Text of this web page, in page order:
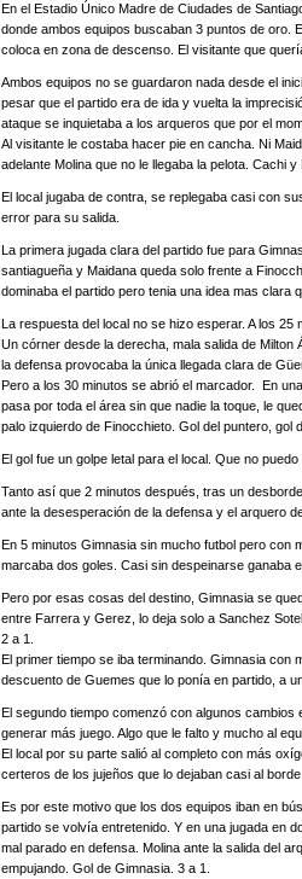
En el Estadio Único Madre de Ciudades de
donde ambos equipos buscaban 3 puntos de oro.
coloca en zona de descenso. El visitante que
Ambos equipos no se guardaron nada desde el
pesar que el partido era de ida y vuelta la
ataque se inquietaba a los arqueros que por el
Al visitante le costaba hacer pie en cancha. Ni
adelante Molina que no le llegaba la pelota. Cachi
El local jugaba de contra, se replegaba casi con
error para su salida.
La primera jugada clara del partido fue para
santiagueña y Maidana queda solo frente a
dominaba el partido pero tenia una idea mas clara
La respuesta del local no se hizo esperar. A los
Un córner desde la derecha, mala salida de
la defensa provocaba la única llegada clara de
Pero a los 30 minutos se abrió el marcador. En
pasa por toda el área sin que nadie la toque, le
palo izquierdo de Finocchieto. Gol del puntero, gol
El gol fue un golpe letal para el local. Que no puedo
Tanto así que 2 minutos después, tras un
ante la desesperación de la defensa y el arquero
En 5 minutos Gimnasia sin mucho futbol pero con
marcaba dos goles. Casi sin despeinarse ganaba
Pero por esas cosas del destino, Gimnasia se
entre Farrera y Gerez, lo deja solo a Sanchez
2 a 1.
El primer tiempo se iba terminando. Gimnasia con
descuento de Guemes que lo ponía en partido, a
El segundo tiempo comenzó con algunos
generar más juego. Algo que le falto y mucho al
El local por su parte salió al completo con más
certeros de los jujeños que lo dejaban casi al
Es por este motivo que los dos equipos iban en
partido se volvía entretenido. Y en una jugada en
mal parado en defensa. Molina ante la salida del
empujando. Gol de Gimnasia. 3 a 1.